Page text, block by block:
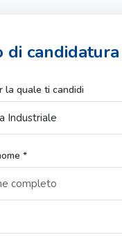
di candidatura
la quale ti candidi
*